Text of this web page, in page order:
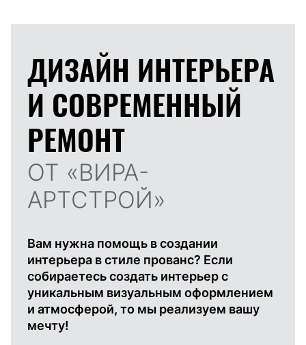
ДИЗАЙН ИНТЕРЬЕРА
И СОВРЕМЕННЫЙ
РЕМОНТ
ОТ «ВИРА-
АРТСТРОЙ»
Вам нужна помощь в создании
интерьера в стиле прованс? Если
собираетесь создать интерьер с
уникальным визуальным оформлением
и атмосферой, то мы реализуем вашу
мечту!